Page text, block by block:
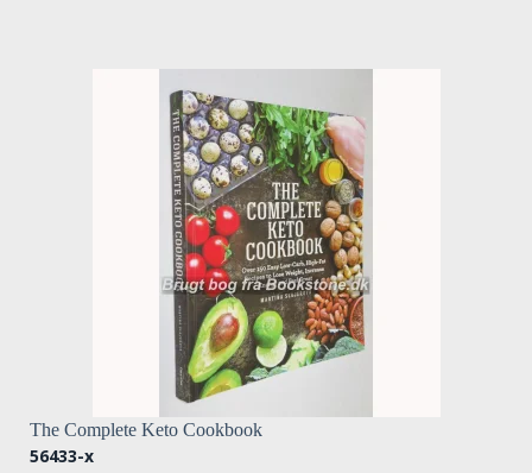
The Complete Keto Cookbook
56433-x